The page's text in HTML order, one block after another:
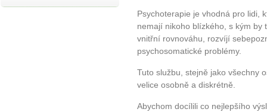
Psychoterapie je vhodná pro lidi,
nemají nikoho blízkého, s kým by
vnitřní rovnováhu, rozvíjí
psychosomatické problémy.
Tuto službu, stejně jako všechny
velice osobně a diskrétně.
Abychom docílili co nejlepšího